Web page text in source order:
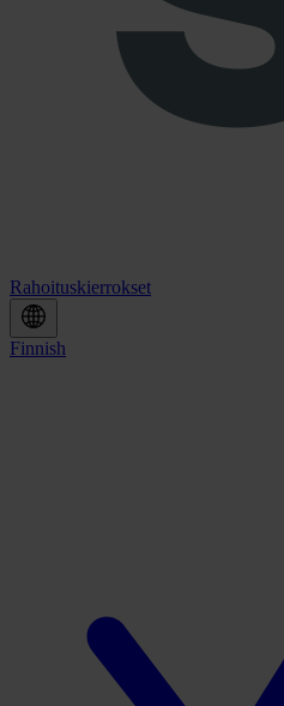
Rahoituskierrokset
Finnish